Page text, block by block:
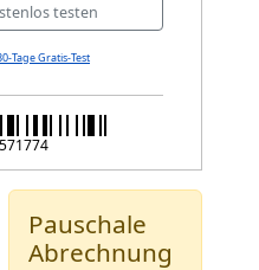
testen
Tage Gratis-Test
Pauschale
Abrechnung